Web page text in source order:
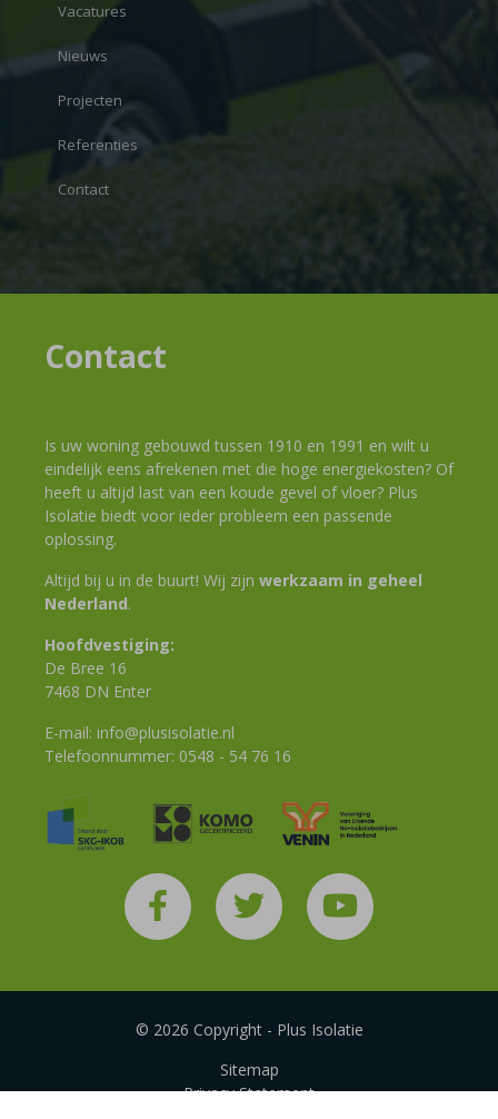
Vacatures
Nieuws
Projecten
Referenties
Contact
Contact
Is uw woning gebouwd tussen 1910 en 1991 en wilt u
eindelijk eens afrekenen met die hoge energiekosten? Of
heeft u altijd last van een koude gevel of vloer? Plus
Isolatie biedt voor ieder probleem een passende
oplossing.
Altijd bij u in de buurt! Wij zijn werkzaam in geheel
Nederland.
Hoofdvestiging:
De Bree 16
7468 DN Enter
E-mail: info@plusisolatie.nl
Telefoonnummer: 0548 - 54 76 16
© 2026 Copyright - Plus Isolatie
Sitemap
Privacy Statement